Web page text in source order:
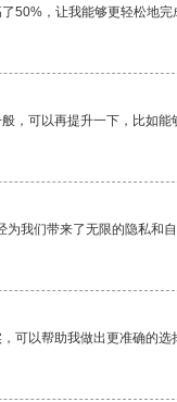
50%，让我能够更轻松地
，可以再提升一下，比如能
我们带来了无限的隐私和自
可以帮助我做出更准确的选